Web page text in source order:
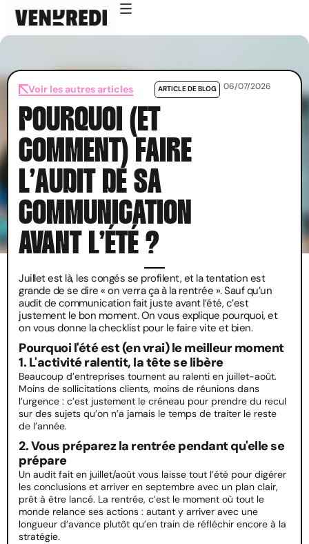
Voir les autres articles ARTICLE DE BLOG 06/07/2026
POURQUOI (ET
COMMENT) FAIRE
L’AUDIT DE SA
COMMUNICATION
AVANT L’ÉTÉ ?
Juillet est là, les congés se profilent, et la tentation est
grande de se dire « on verra ça à la rentrée ». Sauf qu’un
audit de communication fait juste avant l’été, c’est
justement le bon moment. On vous explique pourquoi, et
on vous donne la checklist pour le faire vite et bien.
Pourquoi l'été est (en vrai) le meilleur moment
1. L'activité ralentit, la tête se libère
Beaucoup d’entreprises tournent au ralenti en juillet-août.
Moins de sollicitations clients, moins de réunions dans
l’urgence : c’est justement le créneau pour prendre du recul
sur des sujets qu’on n’a jamais le temps de traiter le reste
de l’année.
2. Vous préparez la rentrée pendant qu'elle se
prépare
Un audit fait en juillet/août vous laisse tout l’été pour digérer
les conclusions et arriver en septembre avec un plan clair,
prêt à être lancé. La rentrée, c’est le moment où tout le
monde relance ses actions : autant y arriver avec une
longueur d’avance plutôt qu’en train de réfléchir encore à la
stratégie.